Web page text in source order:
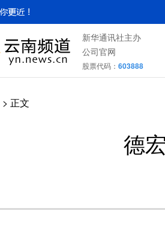
新华通讯社主办
公司官网
股票代码： 603888
> 正文
德